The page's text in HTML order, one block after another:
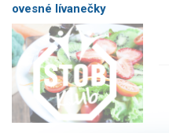
ovesné lívanečky